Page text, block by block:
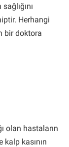
Herhangi
bir doktora
olan hastaların
kasının